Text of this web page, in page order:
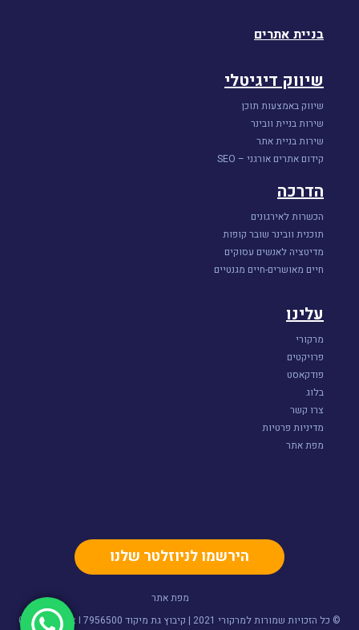
בניית אתרים
שיווק דיגיטלי
שיווק באמצעות תוכן
שירות בניית וובינר
שירות בניית אתר
קידום אתרים אורגני – SEO
הדרכה
הכשרות לאירגונים
תוכנית וובינר שובר קופות
מדיטציה לאנשים עסוקים
חיים מאושרים-חיים מגנטיים
עלינו
מרקורי
פרויקטים
פודקאסט
בלוג
צרו קשר
מדיניות פרטיות
מפת אתר
הירשמו לניוזלטר שלנו
מפת אתר
© כל הזכויות שמורות למרקורי 2021 | קיבוץ גת מיקוד 7956500 I צור קשר- 052-